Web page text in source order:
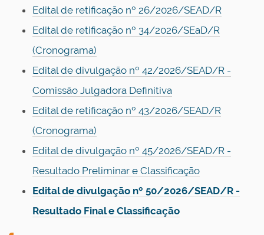
Edital de retificação nº 26/2026/SEAD/R
Edital de retificação nº 34/2026/SEaD/R
(Cronograma)
Edital de divulgação nº 42/2026/SEAD/R -
Comissão Julgadora Definitiva
Edital de retificação nº 43/2026/SEAD/R
(Cronograma)
Edital de divulgação nº 45/2026/SEAD/R -
Resultado Preliminar e Classificação
Edital de divulgação nº 50/2026/SEAD/R -
Resultado Final e Classificação